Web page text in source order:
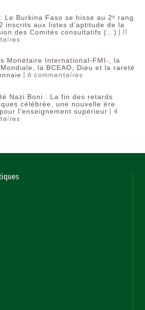
Le Burkina Faso se hisse au 2ᵉ rang
inscrits aux listes d’aptitude de la
des Comités consultatifs (…) | 11
Monétaire International-FMI-, la
la BCEAO, Dieu et la rareté
| 6 commentaires
Nazi Boni : La fin des retards
célébrée, une nouvelle ère
l’enseignement supérieur | 4